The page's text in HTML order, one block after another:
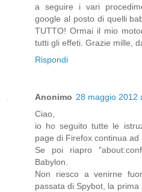
a seguire i vari
google al posto di quelli
TUTTO! Ormai il mio
tutti gli effeti. Grazie mille,
Rispondi
Anonimo 28 maggio 2012
Ciao,
io ho seguito tutte le
page di Firefox continua ad
Se poi riapro
Babylon.
Non riesco a venirne
passata di Spybot, la